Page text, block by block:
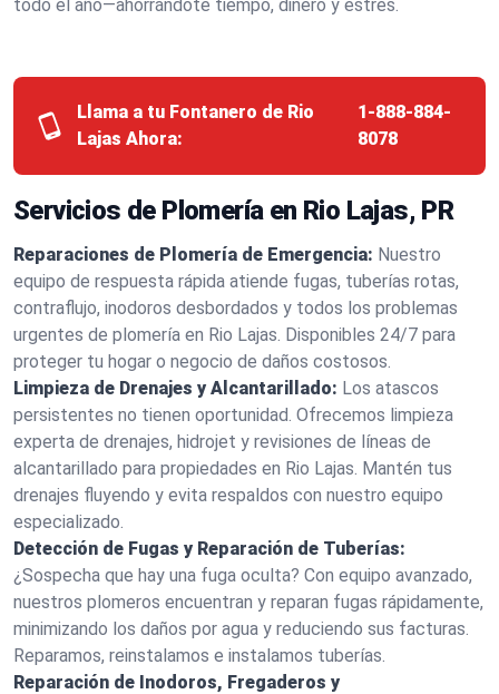
todo el año—ahorrándote tiempo, dinero y estrés.
Llama a tu Fontanero de Rio
Lajas Ahora:
1-888-884-
8078
Servicios de Plomería en Rio Lajas, PR
Reparaciones de Plomería de Emergencia: Nuestro
equipo de respuesta rápida atiende fugas, tuberías rotas,
contraflujo, inodoros desbordados y todos los problemas
urgentes de plomería en Rio Lajas. Disponibles 24/7 para
proteger tu hogar o negocio de daños costosos.
Limpieza de Drenajes y Alcantarillado: Los atascos
persistentes no tienen oportunidad. Ofrecemos limpieza
experta de drenajes, hidrojet y revisiones de líneas de
alcantarillado para propiedades en Rio Lajas. Mantén tus
drenajes fluyendo y evita respaldos con nuestro equipo
especializado.
Detección de Fugas y Reparación de Tuberías:
¿Sospecha que hay una fuga oculta? Con equipo avanzado,
nuestros plomeros encuentran y reparan fugas rápidamente,
minimizando los daños por agua y reduciendo sus facturas.
Reparamos, reinstalamos e instalamos tuberías.
Reparación de Inodoros, Fregaderos y